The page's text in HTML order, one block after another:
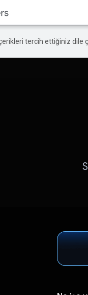
tercih ettiğiniz dile